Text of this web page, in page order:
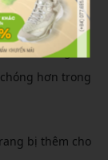
nghệ “TRU
khả năng
hơn trong
bị thêm cho